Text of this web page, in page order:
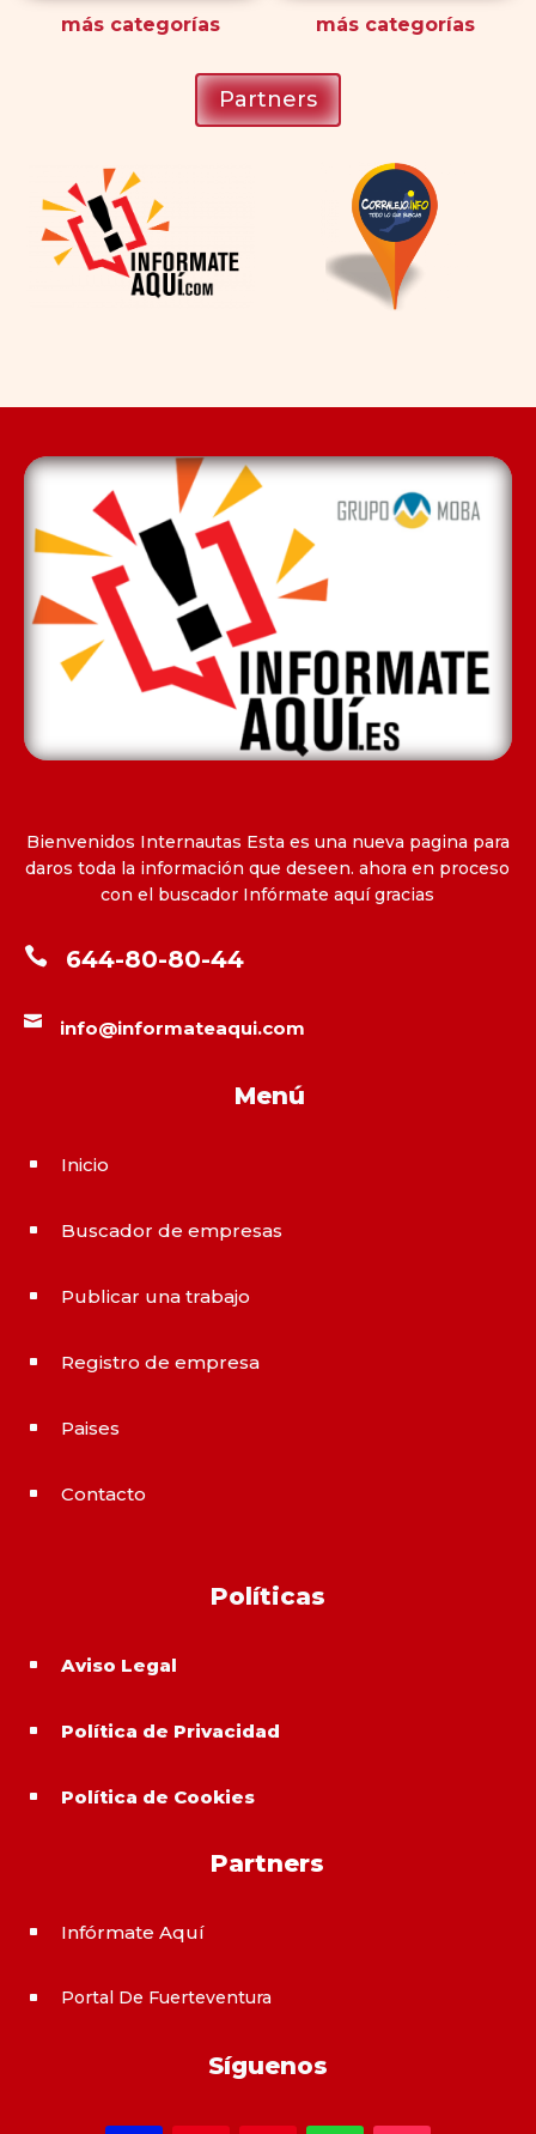
más categorías máscategorías
Partners
Bienvenidos Internautas Esta es una nueva pagina para
daros toda la información que deseen. ahora en proceso
con el buscador Infórmate aquí gracias
 644-80-80-44
 info@informateaqui.com
Menú
^ Inicio
^ Buscador de empresas
^ Publicar una trabajo
^ Registro de empresa
^ Paises
^ Contacto
Políticas
^ Aviso Legal
^ Política de Privacidad
^ Política de Cookies
Partners
^ Infórmate Aquí
^ Portal De Fuerteventura
Síguenos